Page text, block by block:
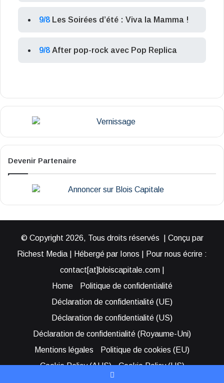
9/8 Les Soirées d’été : Viva la Mamma !
9/8 After pop-rock avec Pop Replica
Devenir Partenaire
© Copyright 2026, Tous droits réservés | Conçu par
Richest Media | Hébergé par Ionos | Pour nous écrire :
contact[at]bloiscapitale.com |
Home
Politique de confidentialité
Déclaration de confidentialité (UE)
Déclaration de confidentialité (US)
Déclaration de confidentialité (Royaume-Uni)
Mentions légales
Politique de cookies (EU)
Cookie Policy (AUS)
Cookie Policy (US)